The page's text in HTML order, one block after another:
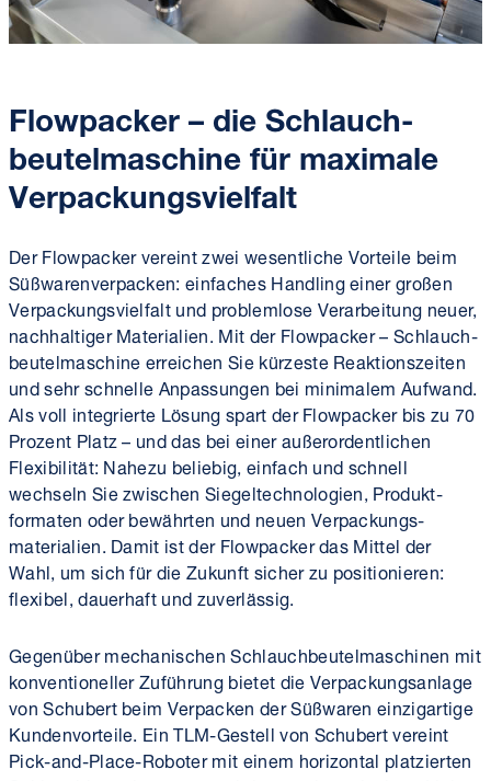
Flowpacker– die Schlauch­
beutel­maschine für maximale
Verpackungs­vielfalt
Der Flowpacker vereint zwei wesentliche Vorteile beim
Süßwaren­verpacken: einfaches Handling einer großen
Verpackungs­vielfalt und problemlose Verarbeitung neuer,
nachhaltiger Materialien. Mit der Flowpacker – Schlauch­
beutel­­maschine erreichen Sie kürzeste Reaktionszeiten
und sehr schnelle Anpassungen bei minimalem Aufwand.
Als voll integrierte Lösung spart der Flowpacker bis zu 70
Prozent Platz – und das bei einer außer­ordentlichen
Flexibilität: Nahezu beliebig, einfach und schnell
wechseln Sie zwischen Siegel­technologien, Produkt­
formaten oder bewährten und neuen Verpackungs­
materialien. Damit ist der Flowpacker das Mittel der
Wahl, um sich für die Zukunft sicher zu positionieren:
flexibel, dauerhaft und zuverlässig.
Gegenüber mechanischen Schlauch­beutel­maschinen mit
konventioneller Zuführung bietet die Verpackungs­anlage
von Schubert beim Verpacken der Süßwaren einzigartige
Kunden­vorteile. Ein TLM-Gestell von Schubert vereint
Pick-and-Place-Roboter mit einem horizontal platzierten